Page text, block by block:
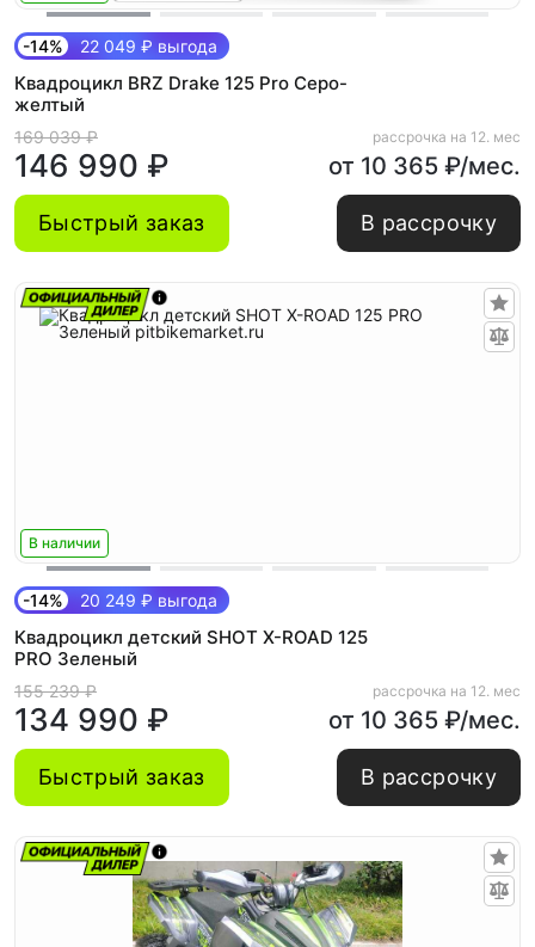
-14% 22 049 ₽ выгода
Квадроцикл BRZ Drake 125 Pro Серо-
желтый
169 039 ₽
146 990 ₽
рассрочка на 12. мес
от 10 365 ₽/мес.
Быстрый заказ В рассрочку
В наличии
-14% 20 249 ₽ выгода
Квадроцикл детский SHOT X-ROAD 125
PRO Зеленый
155 239 ₽
134 990 ₽
рассрочка на 12. мес
от 10 365 ₽/мес.
Быстрый заказ В рассрочку